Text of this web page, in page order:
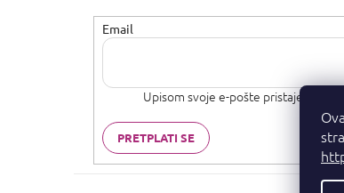
Email
Upisom svoje e-pošte pristajete na
PRETPLATI SE